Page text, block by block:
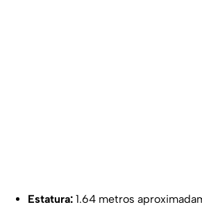
Estatura: 1.64 metros